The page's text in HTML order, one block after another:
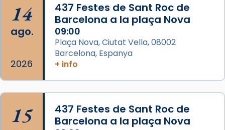
Arquebisbat de Barcelona
2 weeks ago
Memòria de les santes Juliana i
Semproniana, verges i màrtirs.
Acompanyant la història de sant Cugat, a
partir de l’Edat Mitjana sorgeix la tradició
que les santes Juliana (“relatiu a Júlia”) i
Semproniana (“relatiu a Semprònia =
eterna”) són deixebles seves. I l’any 1667, el
14
ago.
2026
437 Festes de Sant Roc de
Barcelona a la plaça Nova
09:00
Plaça Nova, Ciutat Vella, 08002
Barcelona, Espanya
+ info
15
437 Festes de Sant Roc de
Barcelona a la plaça Nova